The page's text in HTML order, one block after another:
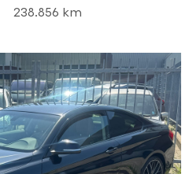
238.856 km